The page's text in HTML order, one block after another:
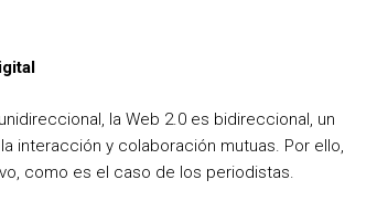
la Web 2.0 es bidireccional, un
interacción y colaboración mutuas. Por ello,
como es el caso de los periodistas.